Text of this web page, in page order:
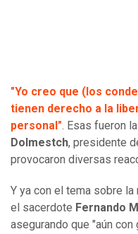
"Yo creo que (los
tienen derecho a la
personal". Esas fueron
Dolmestch, presidente
provocaron diversas
Y ya con el tema sobre la
el sacerdote Fernando
asegurando que "aún